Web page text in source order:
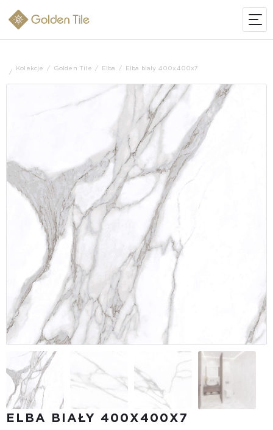
Kolekcje Golden Tile Elba Elba biały 400х400х7
ELBA BIAŁY 400Х400Х7